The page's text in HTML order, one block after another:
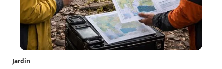
Jardin